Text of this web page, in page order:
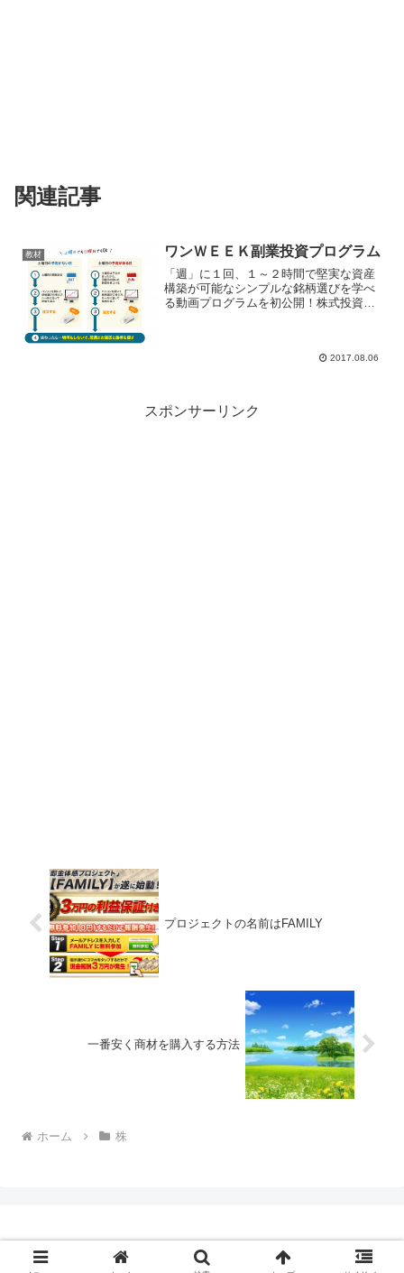
関連記事
教材 ワンＷＥＥＫ副業投資プログラム
「週」に１回、１～２時間で堅実な資産
構築が可能なシンプルな銘柄選びを学べ
る動画プログラムを初公開！株式投資で
2017.08.06
スポンサーリンク
プロジェクトの名前はFAMILY
一番安く商材を購入する方法
ホーム 株
© 2017-2026 たなぼたっち.